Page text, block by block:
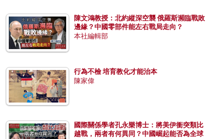
陳文鴻教授：北約縱深空襲 俄羅斯瀕臨戰敗
邊緣？中國零部件能左右戰局走向？
本社編輯部
行為不檢 培育教化才能治本
陳家偉
國際關係學者孔永樂博士：將美伊衝突類比
越戰，兩者有何異同？中國崛起能否為全球